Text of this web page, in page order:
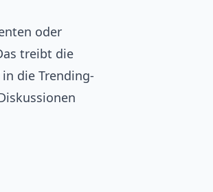
oder
treibt die
die Trending-